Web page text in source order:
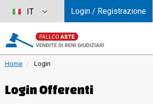
Home Login
Login Offerenti
IT Login / Registrazione